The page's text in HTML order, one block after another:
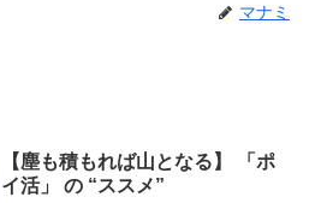
マナミ
【塵も積もれば山となる】 「ポ
イ活」 の “ススメ”